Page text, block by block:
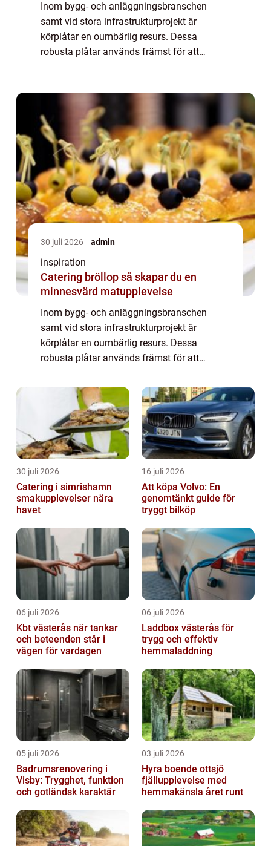
Inom bygg- och anläggningsbranschen
samt vid stora infrastrukturprojekt är
körplåtar en oumbärlig resurs. Dessa
robusta plåtar används främst för att
30 juli 2026 admin
inspiration
Catering bröllop så skapar du en
minnesvärd matupplevelse
Inom bygg- och anläggningsbranschen
samt vid stora infrastrukturprojekt är
körplåtar en oumbärlig resurs. Dessa
robusta plåtar används främst för att
för att...
30 juli 2026
Catering i simrishamn
smakupplevelser nära
havet
16 juli 2026
Att köpa Volvo: En
genomtänkt guide för
tryggt bilköp
06 juli 2026
Kbt västerås när tankar
och beteenden står i
vägen för vardagen
06 juli 2026
Laddbox västerås för
trygg och effektiv
hemmaladdning
05 juli 2026
Badrumsrenovering i
Visby: Trygghet, funktion
och gotländsk karaktär
03 juli 2026
Hyra boende ottsjö
fjällupplevelse med
hemmakänsla året runt